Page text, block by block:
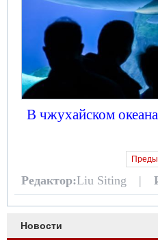
В чжухайском
Редактор:Liu Siting |
Новости